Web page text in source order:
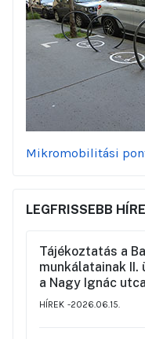
Mikromobilitási
LEGFRISSEBB
Tájékoztatás a
munkálatainak II. üteméről a
a Nagy Ignác
valamint a
HÍREK 2026.06.15.